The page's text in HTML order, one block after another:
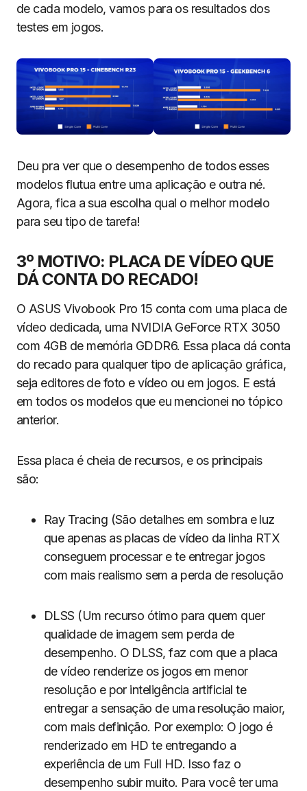
de cada modelo, vamos para os resultados dos
testes em jogos.
Deu pra ver que o desempenho de todos esses
modelos flutua entre uma aplicação e outra né.
Agora, fica a sua escolha qual o melhor modelo
para seu tipo de tarefa!
3º MOTIVO: PLACA DE VÍDEO QUE
DÁ CONTA DO RECADO!
O ASUS Vivobook Pro 15 conta com uma placa de
vídeo dedicada, uma NVIDIA GeForce RTX 3050
com 4GB de memória GDDR6. Essa placa dá conta
do recado para qualquer tipo de aplicação gráfica,
seja editores de foto e vídeo ou em jogos. E está
em todos os modelos que eu mencionei no tópico
anterior.
Essa placa é cheia de recursos, e os principais
são:
Ray Tracing (São detalhes em sombra e luz
que apenas as placas de vídeo da linha RTX
conseguem processar e te entregar jogos
com mais realismo sem a perda de resolução
DLSS (Um recurso ótimo para quem quer
qualidade de imagem sem perda de
desempenho. O DLSS, faz com que a placa
de vídeo renderize os jogos em menor
resolução e por inteligência artificial te
entregar a sensação de uma resolução maior,
com mais definição. Por exemplo: O jogo é
renderizado em HD te entregando a
experiência de um Full HD. Isso faz o
desempenho subir muito. Para você ter uma